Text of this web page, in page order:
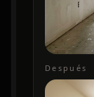
Después